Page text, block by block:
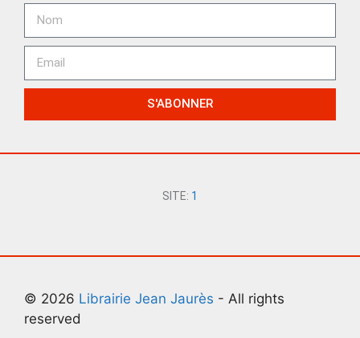
S'ABONNER
SITE: 1
© 2026 Librairie Jean Jaurès - All rights
reserved